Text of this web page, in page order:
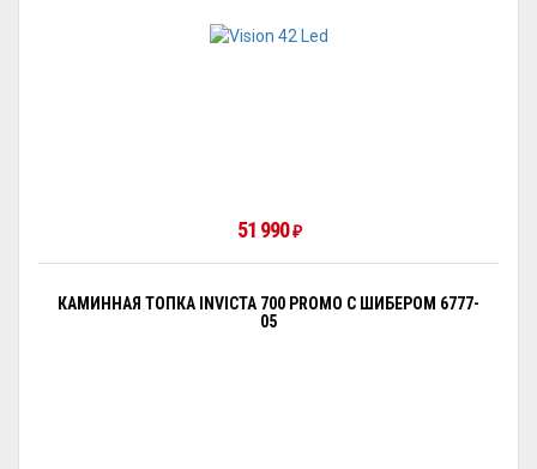
51 990 ₽
КАМИННАЯ ТОПКА INVICTA 700 PROMO С ШИБЕРОМ 6777-
05